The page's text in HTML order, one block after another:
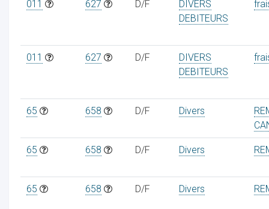
011 627 D/F
DIVERS
DEBITEURS
011 627 D/F
DIVERS
DEBITEURS
65 658 D/F Divers
65 658 D/F Divers
65 658 D/F Divers